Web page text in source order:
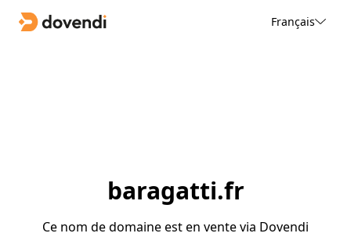
Français
baragatti.fr
Ce nom de domaine est en vente via Dovendi